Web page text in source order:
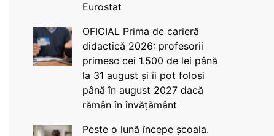
Eurostat
OFICIAL Prima de carieră
didactică 2026: profesorii
primesc cei 1.500 de lei până
la 31 august și îi pot folosi
până în august 2027 dacă
rămân în învățământ
Peste o lună începe școala.